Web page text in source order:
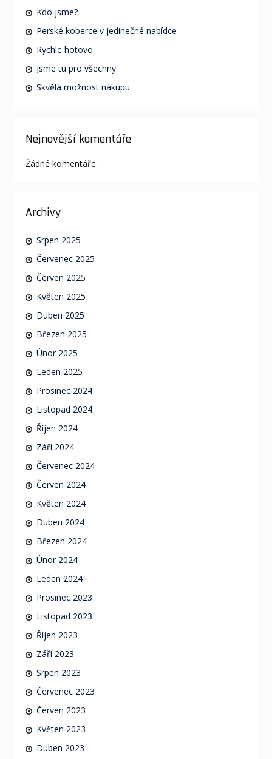
Kdo jsme?
Perské koberce v jedinečné nabídce
Rychle hotovo
Jsme tu pro všechny
Skvělá možnost nákupu
Nejnovější komentáře
Žádné komentáře.
Archivy
Srpen 2025
Červenec 2025
Červen 2025
Květen 2025
Duben 2025
Březen 2025
Únor 2025
Leden 2025
Prosinec 2024
Listopad 2024
Říjen 2024
Září 2024
Červenec 2024
Červen 2024
Květen 2024
Duben 2024
Březen 2024
Únor 2024
Leden 2024
Prosinec 2023
Listopad 2023
Říjen 2023
Září 2023
Srpen 2023
Červenec 2023
Červen 2023
Květen 2023
Duben 2023